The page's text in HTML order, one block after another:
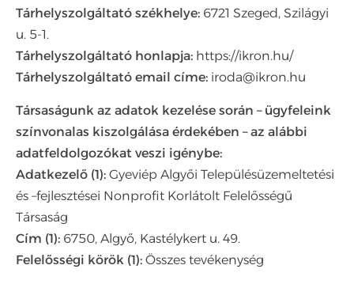
Tárhelyszolgáltató székhelye: 6721 Szeged, Szilágyi
u. 5-1.
Tárhelyszolgáltató honlapja: https://ikron.hu/
Tárhelyszolgáltató email címe: iroda@ikron.hu
Társaságunk az adatok kezelése során – ügyfeleink
színvonalas kiszolgálása érdekében – az alábbi
adatfeldolgozókat veszi igénybe:
Adatkezelő (1): Gyeviép Algyői Településüzemeltetési
és –fejlesztései Nonprofit Korlátolt Felelősségű
Társaság
Cím (1): 6750, Algyő, Kastélykert u. 49.
Felelősségi körök (1): Összes tevékenység